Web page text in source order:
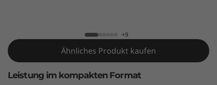
6
+9
Ähnliches Produkt kaufen
Leistung im kompakten Format